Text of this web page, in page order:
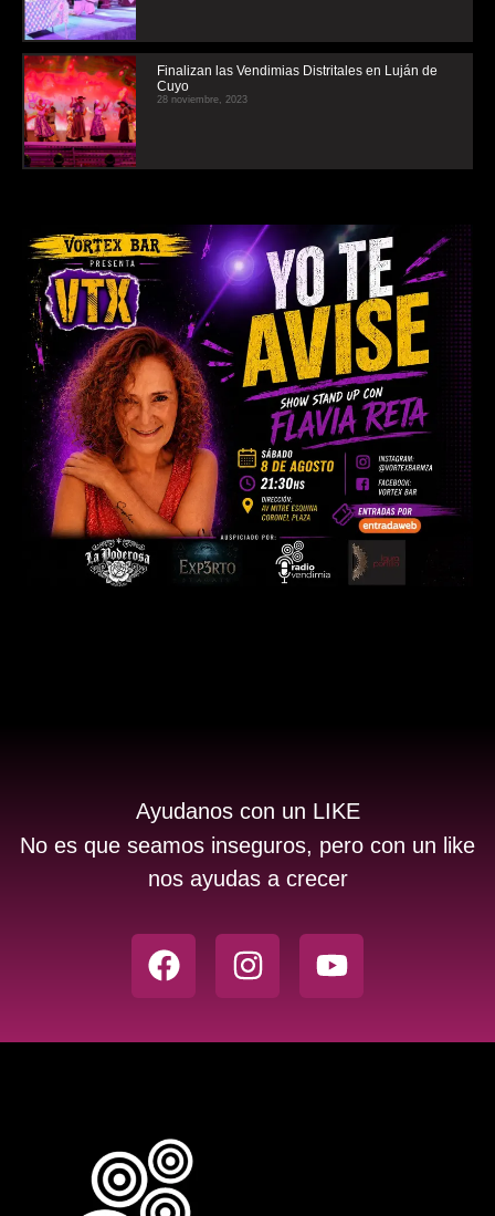
Finalizan las Vendimias Distritales en Luján de
Cuyo
28 noviembre, 2023
Ayudanos con un LIKE
No es que seamos inseguros, pero con un like
nos ayudas a crecer